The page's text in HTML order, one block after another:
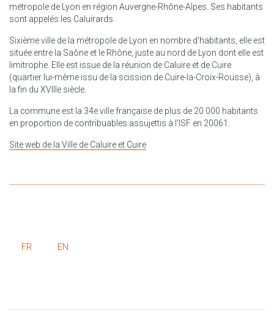
métropole de Lyon en région Auvergne-Rhône-Alpes. Ses habitants
sont appelés les Caluirards.
Sixième ville de la métropole de Lyon en nombre d'habitants, elle est
située entre la Saône et le Rhône, juste au nord de Lyon dont elle est
limitrophe. Elle est issue de la réunion de Caluire et de Cuire
(quartier lui-même issu de la scission de Cuire-la-Croix-Rousse), à
la fin du XVIIIe siècle.
La commune est la 34e ville française de plus de 20 000 habitants
en proportion de contribuables assujettis à l'ISF en 20061.
Site web de la Ville de Caluire et Cuire
FR EN